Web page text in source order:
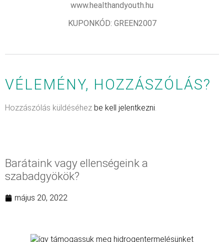
www.healthandyouth.hu
KUPONKÓD: GREEN2007
VÉLEMÉNY, HOZZÁSZÓLÁS?
Hozzászólás küldéséhez be kell jelentkezni.
Barátaink vagy ellenségeink a
szabadgyökök?
május 20, 2022